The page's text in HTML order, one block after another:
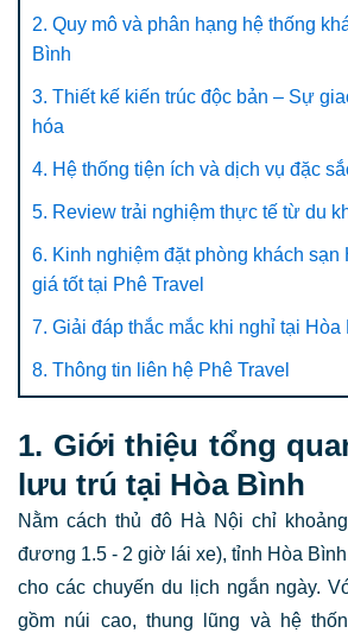
2. Quy mô và phân hạng hệ thống
Bình
3. Thiết kế kiến trúc độc bản – Sự
hóa
4. Hệ thống tiện ích và dịch vụ đặc
5. Review trải nghiệm thực tế từ du
6. Kinh nghiệm đặt phòng khách sạn
giá tốt tại Phê Travel
7. Giải đáp thắc mắc khi nghỉ tại Hòa
8. Thông tin liên hệ Phê Travel
1. Giới thiệu tổng
lưu trú tại Hòa Bình
Nằm cách thủ đô Hà Nội chỉ
đương 1.5 - 2 giờ lái xe), tỉnh Hòa
cho các chuyến du lịch ngắn ngày.
gồm núi cao, thung lũng và hệ